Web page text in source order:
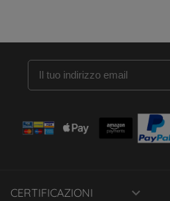
CERTIFICAZIONI 